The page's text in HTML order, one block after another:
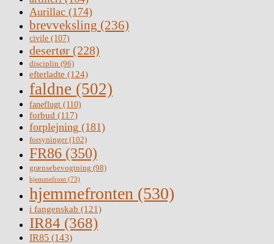
Aurillac (174)
brevveksling (236)
civile (107)
desertør (228)
disciplin (96)
efterladte (124)
faldne (502)
faneflugt (110)
forbud (117)
forplejning (181)
forsyninger(102)
FR86 (350)
grænsebevogtning (98)
hjemmefront (73)
hjemmefronten (530)
i fangenskab (121)
IR84 (368)
IR85 (143)